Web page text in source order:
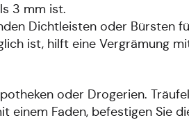
3 mm ist.
Dichtleisten oder Bürsten
ist, hilft eine Vergrämung
oder Drogerien.
einem Faden, befestigen Sie